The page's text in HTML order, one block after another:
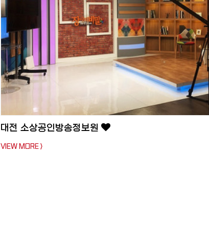
대전 소상공인방송정보원
VIEW MORE >